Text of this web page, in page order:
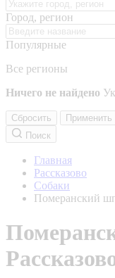
Город, регион
Популярные
Все регионы
Ничего не найдено
Сбросить
Применить
Поиск
Главная
Рассказово
Собаки
Померанский